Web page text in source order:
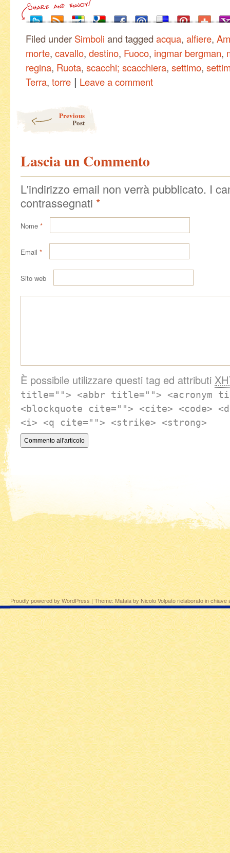
Filed under Simboli and tagged acqua, alfiere,
morte, cavallo, destino, Fuoco, ingmar bergman,
regina, Ruota, scacchi; scacchiera, settimo,
Terra, torre | Leave a comment
Previous
Post
Lascia un Commento
L'indirizzo email non verrà pubblicato. I
contrassegnati *
Nome *
Email *
Sito web
È possibile utilizzare questi tag ed attributi
title=""> <abbr title=""> <acronym
<blockquote cite=""> <cite> <code>
<i> <q cite=""> <strike> <strong>
Proudly powered by WordPress|Theme: Matala byNicolo Volpatorielaborato in chiave